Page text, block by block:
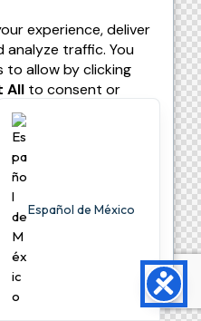
experience, deliver
traffic. You
to allow by clicking
All to consent or
cookies.
All
Español de México